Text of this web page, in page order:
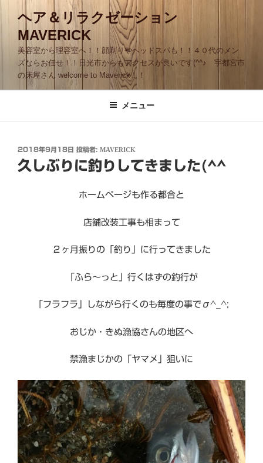
ス
ヘア＆リラクゼーション
MAVERICK
美容室から理容室へ！！顔剃りやヘッドスパも！！４０代のメン
ズならお任せ！！日光市からもアクセスが良いです(^^♪ 宇都宮市
の床屋さん welcome to Maverick！！
メニュー
投
稿
日:
2018年9月18日 投稿者: MAVERICK
久しぶりに釣りしてきました(^^
ホームページも作る都合と
店舗改装工事も相まって
２ヶ月振りの「釣り」に行ってきました
「ふら〜っと」行くはずの釣行が
「フラフラ」しながら行くのも毎度の事でσ^_^;
おじか・きぬ漁協さんの地区へ
禁漁まじかの「ヤマメ」狙いに